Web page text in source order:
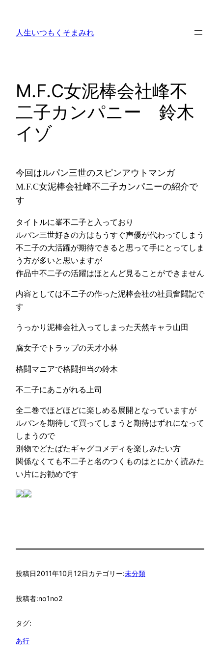
人生いつもくそまみれ
M.F.C女泥棒会社峰不
二子カンパニー 鈴木
イゾ
今回はルパン三世のスピンアウトマンガ
M.F.C女泥棒会社峰不二子カンパニーの紹介で
す
タイトルに峯不二子と入っており
ルパン三世好きの方はもうすぐ声優が代わってしまう
不二子の大活躍が期待できると思って手にとってしま
う方が多いと思いますが
作品中不二子の活躍はほとんど見ることができません
内容としては不二子の作った泥棒会社の社員奮闘記で
す
うっかり泥棒会社入ってしまった天然キャラ山田
腐女子でトラップの天才小林
格闘マニアで格闘担当の鈴木
不二子にあこがれる上司
全二巻でほどほどに楽しめる展開となっていますが
ルパンを期待して買ってしまうと期待はずれになって
しまうので
別物でどたばたギャグコメディを楽しみたい方
関係なくても不二子と名のつくものはとにかく読みた
い片にお勧めです
投稿日2011年10月12日カテゴリー:未分類
投稿者:no1no2
タグ:
あ行